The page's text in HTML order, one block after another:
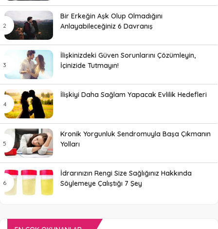
Bir Erkeğin Aşk Olup Olmadığını
Anlayabileceğiniz 6 Davranış
İlişkinizdeki Güven Sorunlarını Çözümleyin,
İçinizide Tutmayın!
İlişkiyi Daha Sağlam Yapacak Evlilik Hedefleri
Kronik Yorgunluk Sendromuyla Başa Çıkmanın
Yolları
İdrarınızın Rengi Size Sağlığınız Hakkında
Söylemeye Çalıştığı 7 Şey